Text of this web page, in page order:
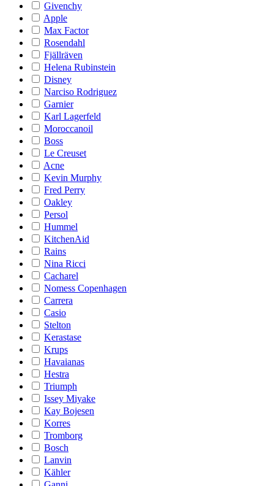
Givenchy
Apple
Max Factor
Rosendahl
Fjällräven
Helena Rubinstein
Disney
Narciso Rodriguez
Garnier
Karl Lagerfeld
Moroccanoil
Boss
Le Creuset
Acne
Kevin Murphy
Fred Perry
Oakley
Persol
Hummel
KitchenAid
Rains
Nina Ricci
Cacharel
Nomess Copenhagen
Carrera
Casio
Stelton
Kerastase
Krups
Havaianas
Hestra
Triumph
Issey Miyake
Kay Bojesen
Korres
Tromborg
Bosch
Lanvin
Kähler